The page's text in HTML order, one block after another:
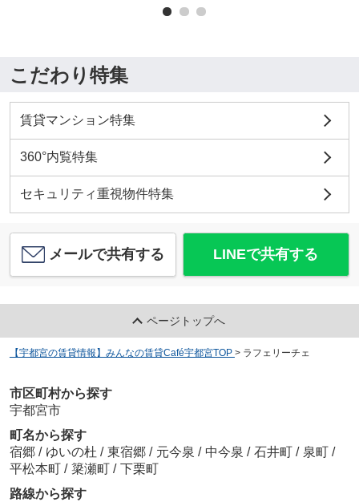
こだわり特集
賃貸マンション特集
360°内覧特集
セキュリティ重視物件特集
メールで共有する LINEで共有する
ページトップへ
【宇都宮の賃貸情報】みんなの賃貸Café宇都宮TOP > ラフェリーチェ
市区町村から探す
宇都宮市
町名から探す
宿郷 / ゆいの杜 / 東宿郷 / 元今泉 / 中今泉 / 石井町 / 泉町 /
平松本町 / 簗瀬町 / 下栗町
路線から探す